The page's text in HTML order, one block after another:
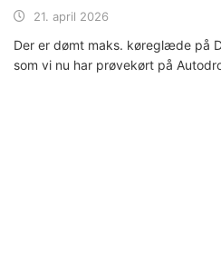
21. april 2026
Der er dømt maks. køreglæde på
som vi nu har prøvekørt på